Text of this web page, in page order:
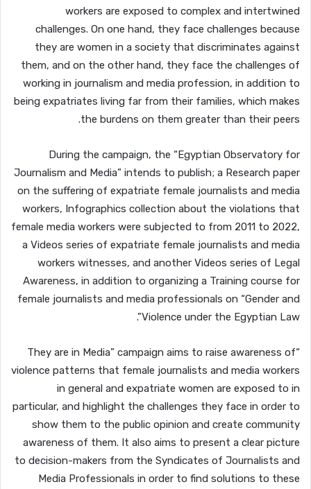
workers are exposed to complex and intertwined
challenges. On one hand, they face challenges because
they are women in a society that discriminates against
them, and on the other hand, they face the challenges of
working in journalism and media profession, in addition to
being expatriates living far from their families, which makes
the burdens on them greater than their peers.
During the campaign, the “Egyptian Observatory for
Journalism and Media” intends to publish; a Research paper
on the suffering of expatriate female journalists and media
workers, Infographics collection about the violations that
female media workers were subjected to from 2011 to 2022,
a Videos series of expatriate female journalists and media
workers witnesses, and another Videos series of Legal
Awareness, in addition to organizing a Training course for
female journalists and media professionals on “Gender and
Violence under the Egyptian Law”.
“They are in Media” campaign aims to raise awareness of
violence patterns that female journalists and media workers
in general and expatriate women are exposed to in
particular, and highlight the challenges they face in order to
show them to the public opinion and create community
awareness of them. It also aims to present a clear picture
to decision-makers from the Syndicates of Journalists and
Media Professionals in order to find solutions to these